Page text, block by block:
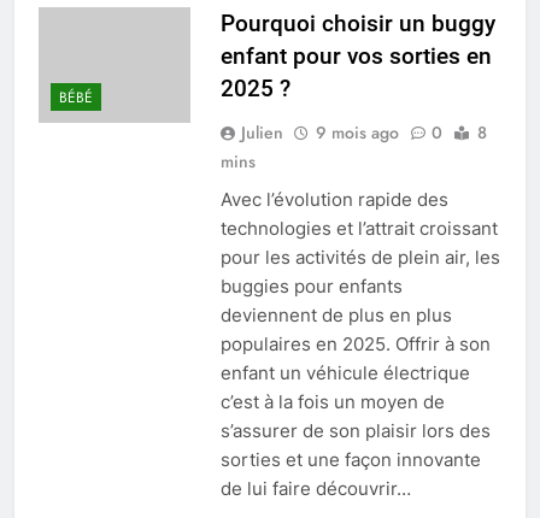
BÉBÉ
Pourquoi choisir un buggy
enfant pour vos sorties en
2025 ?
Julien 9 mois ago 0
8
mins
Avec l’évolution rapide des
technologies et l’attrait croissant
pour les activités de plein air, les
buggies pour enfants
deviennent de plus en plus
populaires en 2025. Offrir à son
enfant un véhicule électrique
c’est à la fois un moyen de
s’assurer de son plaisir lors des
sorties et une façon innovante
de lui faire découvrir…